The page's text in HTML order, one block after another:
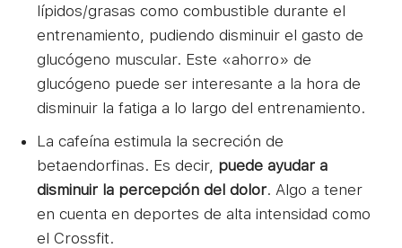
lípidos/grasas como combustible durante el
entrenamiento, pudiendo disminuir el gasto de
glucógeno muscular. Este «ahorro» de
glucógeno puede ser interesante a la hora de
disminuir la fatiga a lo largo del entrenamiento.
La cafeína estimula la secreción de
betaendorfinas. Es decir, puede ayudar a
disminuir la percepción del dolor. Algo a tener
en cuenta en deportes de alta intensidad como
el Crossfit.